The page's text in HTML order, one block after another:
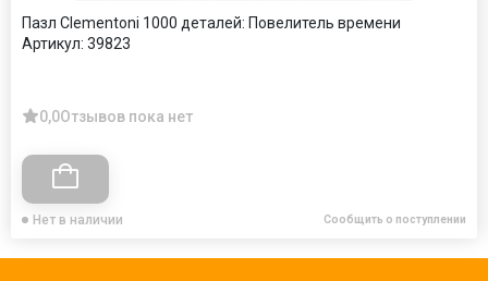
Пазл Clementoni 1000 деталей: Повелитель времени
Артикул: 39823
0,0Отзывов пока нет
Нет в наличии Сообщить о поступлении